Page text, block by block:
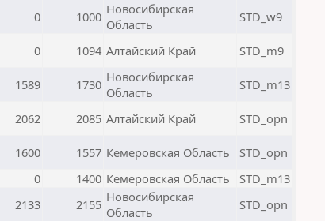
0 1000 Новосибирская
Область
STD_w9
0 1094 Алтайский Край STD_m9
1589 1730 Новосибирская
Область
STD_m13
2062 2085 Алтайский Край STD_opn
1600 1557 Кемеровская Область
STD_opn
0 1400 Кемеровская Область
STD_m13
2133 2155 Новосибирская
Область
STD_opn